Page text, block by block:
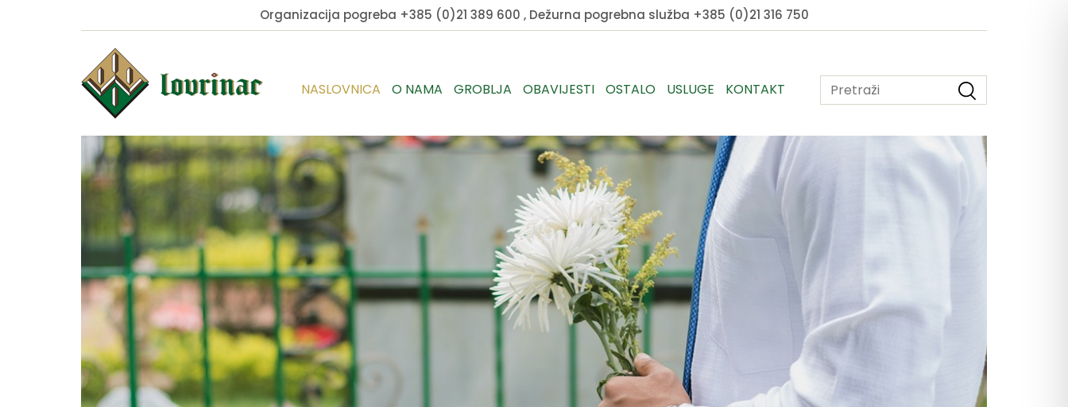
Organizacija pogreba +385 (0)21 389 600 , Dežurna pogrebna služba +385 (0)21 316 750
NASLOVNICA O NAMA GROBLJA OBAVIJESTI OSTALO USLUGE KONTAKT